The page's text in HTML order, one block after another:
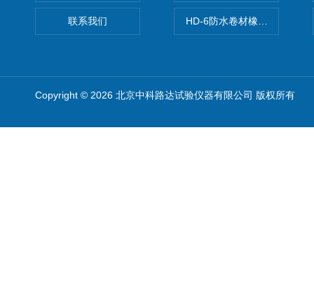
联系我们 HD-6防水卷材橡胶测厚仪
Copyright © 2026 北京中科路达试验仪器有限公司 版权所有